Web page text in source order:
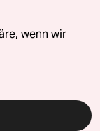
wenn wir